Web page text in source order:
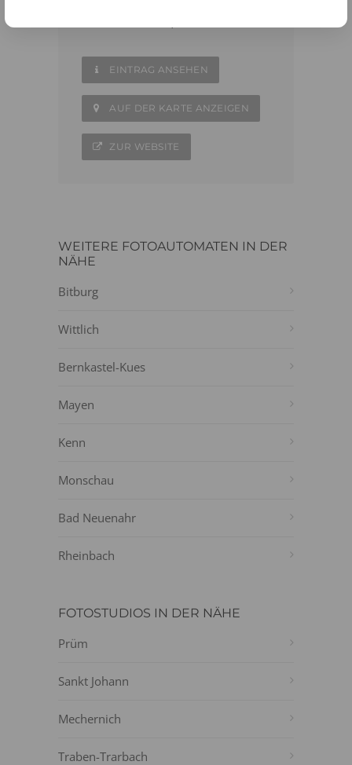
EINTRAG ANSEHEN
AUF DER KARTE ANZEIGEN
ZUR WEBSITE
WEITERE FOTOAUTOMATEN IN DER
NÄHE
Bitburg
Wittlich
Bernkastel-Kues
Mayen
Kenn
Monschau
Bad Neuenahr
Rheinbach
FOTOSTUDIOS IN DER NÄHE
Prüm
Sankt Johann
Mechernich
Traben-Trarbach